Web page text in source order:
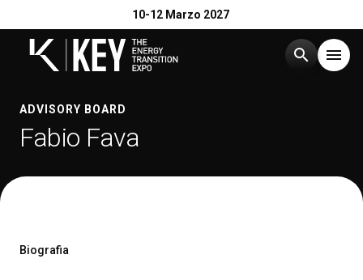
10-12 Marzo 2027
search menu
Menù
ADVISORY BOARD
Fabio Fava
Biografia